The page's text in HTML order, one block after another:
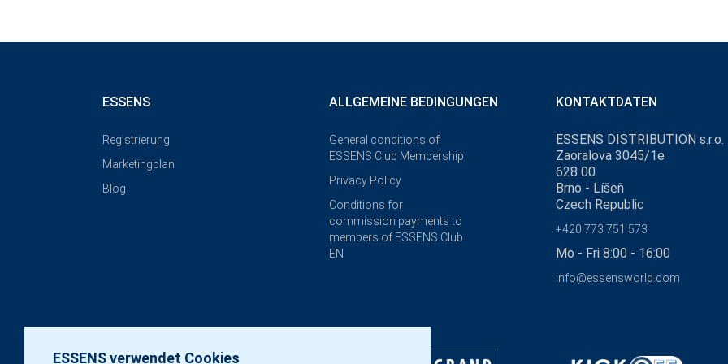
ESSENS verwendet Cookies
ESSENS
Registrierung
Marketingplan
Blog
ALLGEMEINE BEDINGUNGEN
General conditions of
ESSENS Club Membership
Privacy Policy
Conditions for
commission payments to
members of ESSENS Club
EN
KONTAKTDATEN
ESSENS DISTRIBUTION s.r.o.
Zaoralova 3045/1e
628 00
Brno - Líšeň
Czech Republic
+420 773 751 573
Mo - Fri 8:00 - 16:00
info@essensworld.com